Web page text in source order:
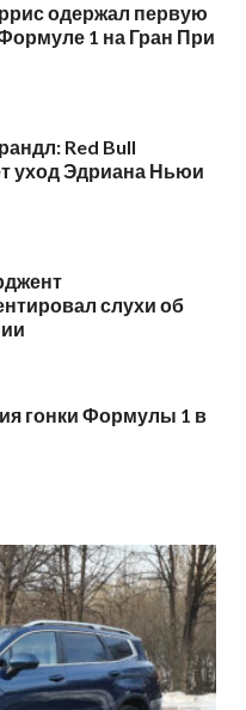
одержал первую
1 на Гран При
Red Bull
уход Эдриана Ньюи
слухи об
гонки Формулы 1 в